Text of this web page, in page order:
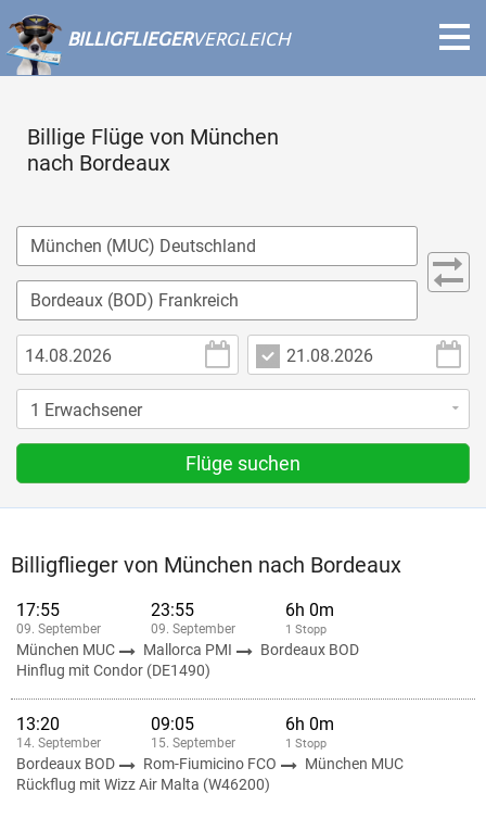
BILLIGFLIEGERVERGLEICH
Billige Flüge von München
nach Bordeaux
Flüge suchen
Billigflieger von München nach Bordeaux
17:55
09. September
23:55
09. September
6h 0m
1 Stopp
München MUC Mallorca PMI
Bordeaux BOD
Hinflug mit Condor (DE1490)
13:20
14. September
09:05
15. September
6h 0m
1 Stopp
Bordeaux BOD Rom-Fiumicino FCO
München MUC
Rückflug mit Wizz Air Malta (W46200)